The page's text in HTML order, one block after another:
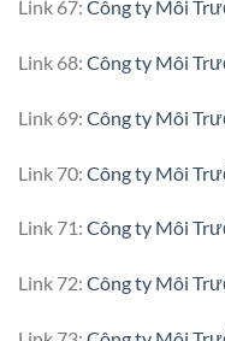
Link 67: Công ty Môi
Link 68: Công ty Môi
Link 69: Công ty Môi
Link 70: Công ty Môi
Link 71: Công ty Môi
Link 72: Công ty Môi